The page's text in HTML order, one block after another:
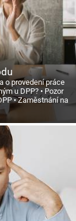
o provedení práce
u DPP?
Pozor
Zaměstnání na